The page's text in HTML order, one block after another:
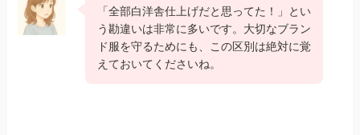
「全部白洋舎仕上げだと思ってた！」とい
う勘違いは非常に多いです。大切なブラン
ド服を守るためにも、この区別は絶対に覚
えておいてくださいね。